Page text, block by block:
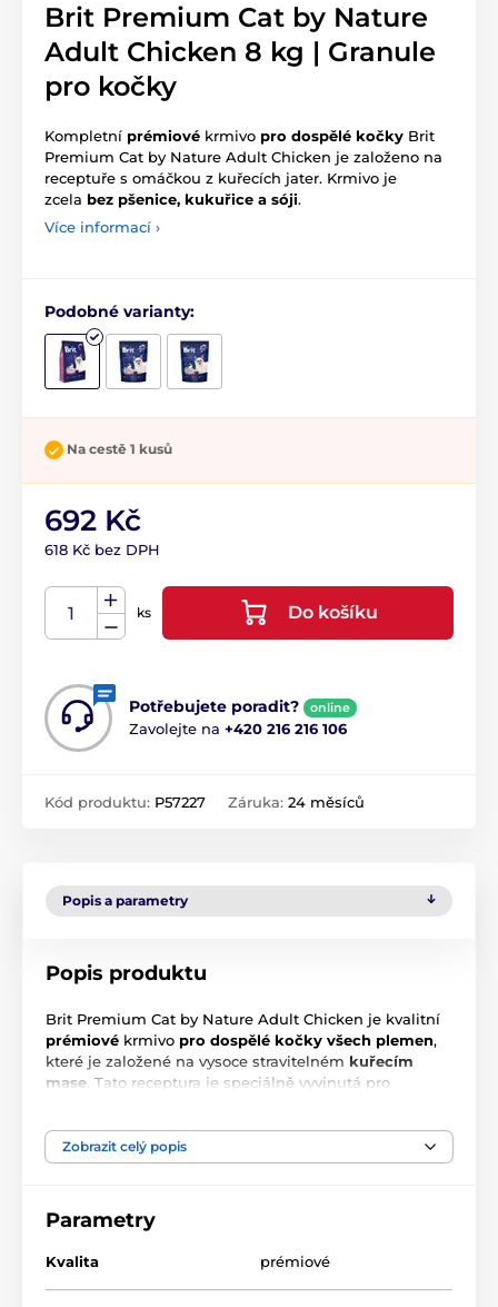
Brit Premium Cat by Nature
Adult Chicken 8 kg | Granule
pro kočky
Kompletní prémiové krmivo pro dospělé kočky Brit
Premium Cat by Nature Adult Chicken je založeno na
receptuře s omáčkou z kuřecích jater. Krmivo je
zcela bez pšenice, kukuřice a sóji.
Více informací ›
Podobné varianty:
Na cestě 1 kusů
692 Kč
618 Kč bez DPH
ks Do košíku
Potřebujete poradit? online
Zavolejte na +420 216 216 106
Kód produktu: P57227 Záruka: 24 měsíců
Popis a parametry
Popis produktu
Brit Premium Cat by Nature Adult Chicken je kvalitní
prémiové krmivo pro dospělé kočky všech plemen,
které je založené na vysoce stravitelném kuřecím
mase . Tato receptura je speciálně vyvinutá pro
Zobrazit celý popis
Parametry
Kvalita prémiové